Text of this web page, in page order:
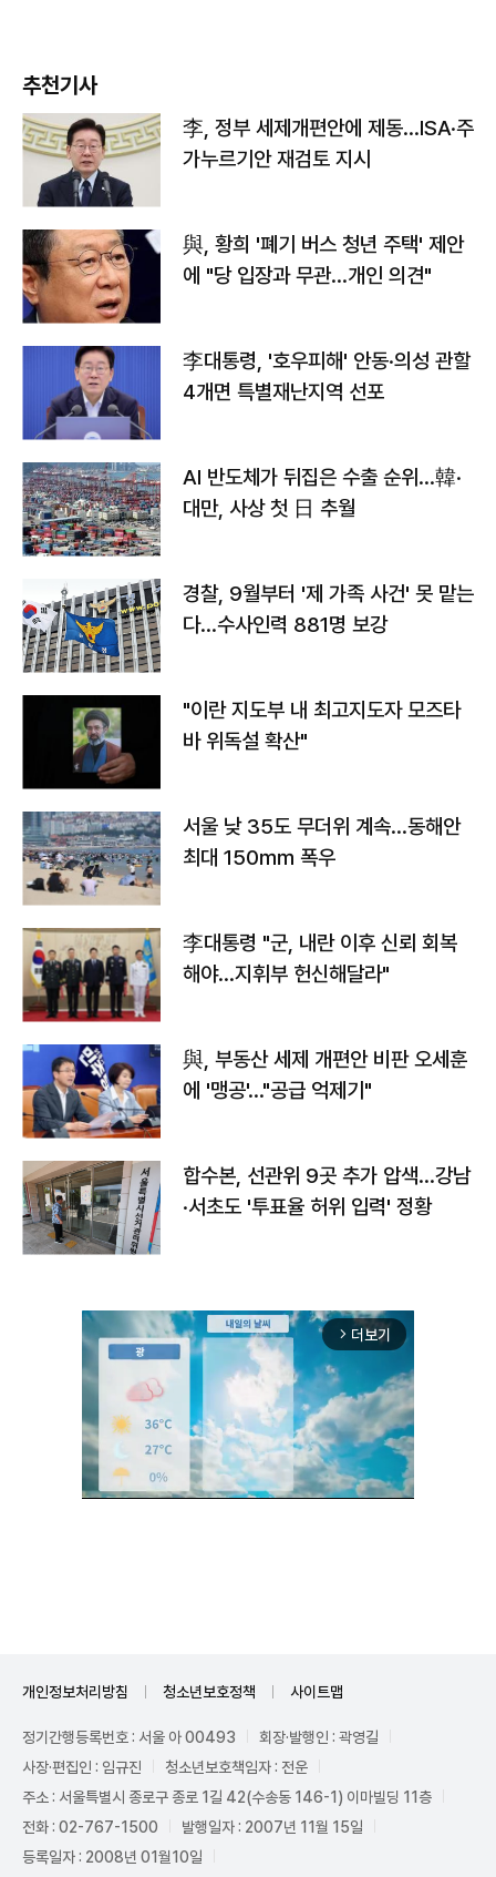
추천기사
李, 정부 세제개편안에 제동…ISA·주
가누르기안 재검토 지시
與, 황희 '폐기 버스 청년 주택' 제안
에 "당 입장과 무관…개인 의견"
李대통령, '호우피해' 안동·의성 관할
4개면 특별재난지역 선포
AI 반도체가 뒤집은 수출 순위…韓·
대만, 사상 첫 日 추월
경찰, 9월부터 '제 가족 사건' 못 맡는
다…수사인력 881명 보강
"이란 지도부 내 최고지도자 모즈타
바 위독설 확산"
서울 낮 35도 무더위 계속…동해안
최대 150㎜ 폭우
李대통령 "군, 내란 이후 신뢰 회복
해야…지휘부 헌신해달라"
與, 부동산 세제 개편안 비판 오세훈
에 '맹공'…"공급 억제기"
합수본, 선관위 9곳 추가 압색…강남
·서초도 '투표율 허위 입력' 정황
arrow_forward_ios 더보기
개인정보처리방침 청소년보호정책 사이트맵
정기간행등록번호 : 서울 아 00493
회장·발행인 : 곽영길
사장·편집인 : 임규진
청소년보호책임자 : 전운
주소 : 서울특별시 종로구 종로 1길 42(수송동 146-1) 이마빌딩 11층
전화 : 02-767-1500
발행일자 : 2007년 11월 15일
등록일자 : 2008년 01월10일